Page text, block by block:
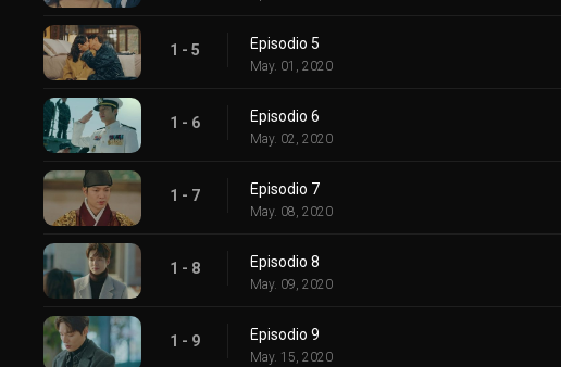
1 - 5 Episodio 5
May. 01, 2020
1 - 6 Episodio 6
May. 02, 2020
1 - 7 Episodio 7
May. 08, 2020
1 - 8 Episodio 8
May. 09, 2020
1 - 9 Episodio 9
May. 15, 2020